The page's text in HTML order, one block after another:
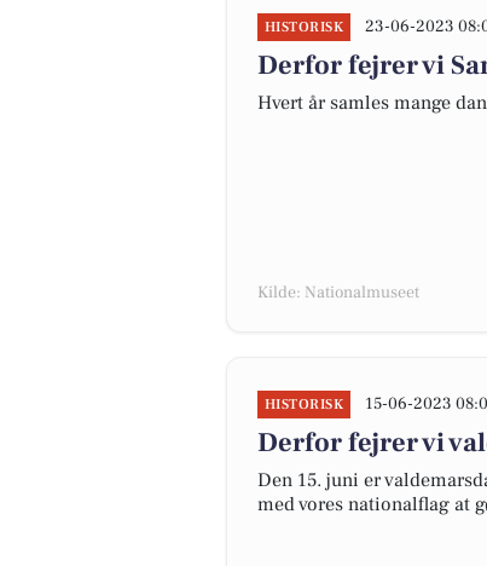
HISTORISK 23-06-2023
Derfor fejrer vi
Hvert år samles mange
Kilde: Nationalmuseet
HISTORISK 15-06-2023
Derfor fejrer vi
Den 15. juni er
med vores nationalflag at